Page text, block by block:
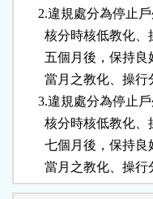
2.違規處分為停
核分時核低教
五個月後，保
當月之教化、操行
3.違規處分為停
核分時核低教
七個月後，保
當月之教化、操行